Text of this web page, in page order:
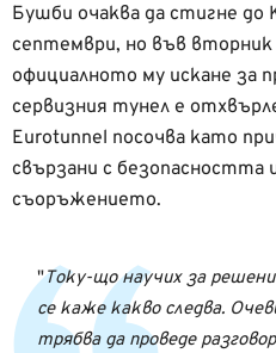
Бушби очаква да стигне до
септември, но във вторник
официалното му искане за
сервизния тунел е
Eurotunnel посочва като
свързани с безопасността
съоръжението.
Току-що научих за
се каже какво следва.
трябва да проведе